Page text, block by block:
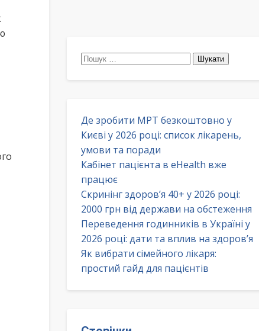
Пошук:
Де зробити МРТ безкоштовно у
Києві у 2026 році: список лікарень,
умови та поради
Кабінет пацієнта в eHealth вже
працює
Скринінг здоров’я 40+ у 2026 році:
2000 грн від держави на обстеження
Переведення годинників в Україні у
2026 році: дати та вплив на здоров’я
Як вибрати сімейного лікаря:
простий гайд для пацієнтів